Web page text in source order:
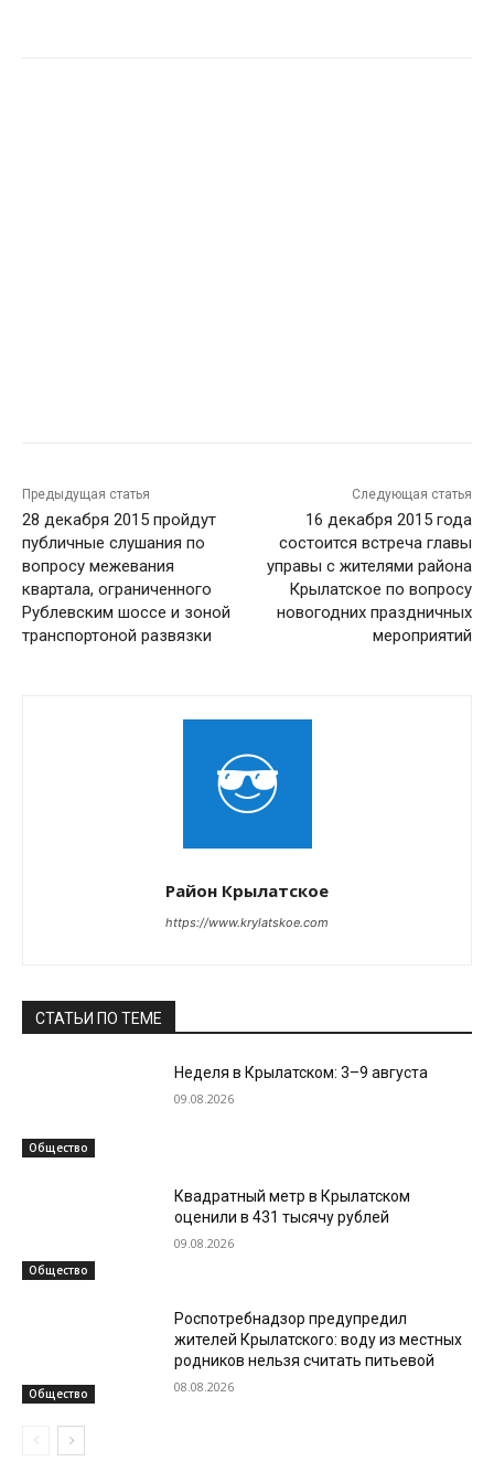
Предыдущая статья
28 декабря 2015 пройдут
публичные слушания по
вопросу межевания
квартала, ограниченного
Рублевским шоссе и зоной
транспортоной развязки
Следующая статья
16 декабря 2015 года
состоится встреча главы
управы с жителями района
Крылатское по вопросу
новогодних праздничных
мероприятий
Район Крылатское
https://www.krylatskoe.com
СТАТЬИ ПО ТЕМЕ
Общество
Неделя в Крылатском: 3–9 августа
09.08.2026
Общество
Квадратный метр в Крылатском
оценили в 431 тысячу рублей
09.08.2026
Общество
Роспотребнадзор предупредил
жителей Крылатского: воду из местных
родников нельзя считать питьевой
08.08.2026